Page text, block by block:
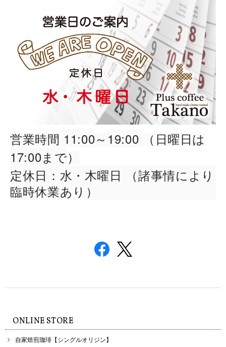
営業時間 11:00～ 19:00 （日曜日は
17:00まで）
定休日
：水・ 木曜日
（諸事情により
臨時休業あり）
ONLINE STORE
自家焙煎珈琲【シングルオリジン】